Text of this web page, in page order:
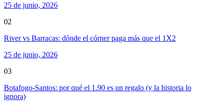
25 de junio, 2026
02
River vs Barracas: dónde el córner paga más que el 1X2
25 de junio, 2026
03
Botafogo-Santos: por qué el 1.90 es un regalo (y la historia lo
ignora)